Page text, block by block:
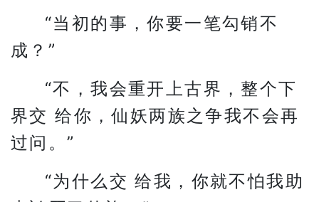
“当初的事，你要一笔勾销不
成？”
“不，我会重开上古界，整个下
界交 给你，仙妖两族之争我不会再
过问。”
“为什么交 给我，你就不怕我助